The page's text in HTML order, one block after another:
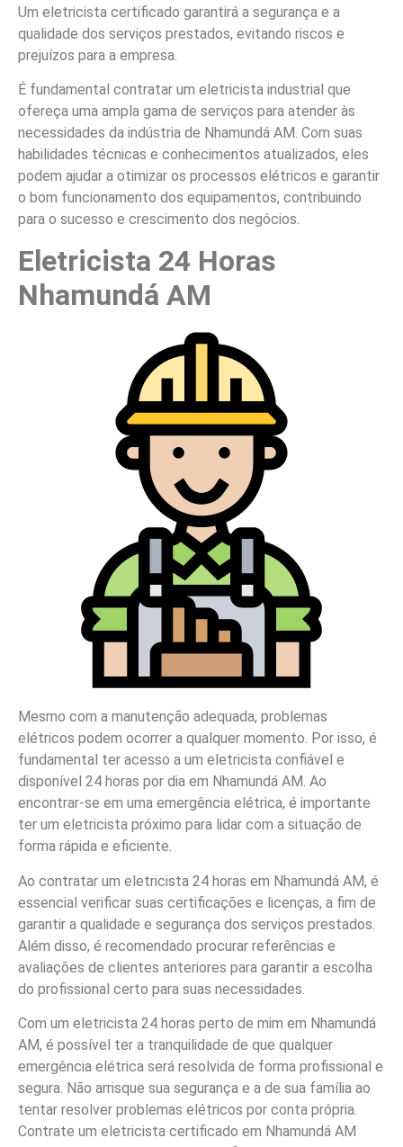
Um eletricista certificado garantirá a segurança e a
qualidade dos serviços prestados, evitando riscos e
prejuízos para a empresa.
É fundamental contratar um eletricista industrial que
ofereça uma ampla gama de serviços para atender às
necessidades da indústria de Nhamundá AM. Com suas
habilidades técnicas e conhecimentos atualizados, eles
podem ajudar a otimizar os processos elétricos e garantir
o bom funcionamento dos equipamentos, contribuindo
para o sucesso e crescimento dos negócios.
Eletricista 24 Horas
Nhamundá AM
Mesmo com a manutenção adequada, problemas
elétricos podem ocorrer a qualquer momento. Por isso, é
fundamental ter acesso a um eletricista confiável e
disponível 24 horas por dia em Nhamundá AM. Ao
encontrar-se em uma emergência elétrica, é importante
ter um eletricista próximo para lidar com a situação de
forma rápida e eficiente.
Ao contratar um eletricista 24 horas em Nhamundá AM, é
essencial verificar suas certificações e licenças, a fim de
garantir a qualidade e segurança dos serviços prestados.
Além disso, é recomendado procurar referências e
avaliações de clientes anteriores para garantir a escolha
do profissional certo para suas necessidades.
Com um eletricista 24 horas perto de mim em Nhamundá
AM, é possível ter a tranquilidade de que qualquer
emergência elétrica será resolvida de forma profissional e
segura. Não arrisque sua segurança e a de sua família ao
tentar resolver problemas elétricos por conta própria.
Contrate um eletricista certificado em Nhamundá AM